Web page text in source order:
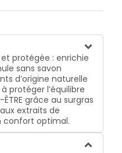
et protégée : enrichie
sans savon
d’origine naturelle
protéger l’équilibre
grâce au surgras
extraits de
confort optimal.